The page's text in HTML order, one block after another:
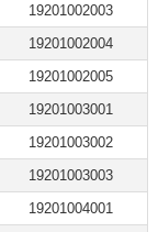
19201002003
19201002004
19201002005
19201003001
19201003002
19201003003
19201004001